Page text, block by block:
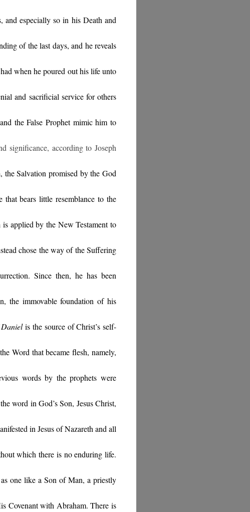
and especially so in his Death and
of the last days, and he reveals
when he poured out his life unto
and sacrificial service for others
the False Prophet mimic him to
significance, according to Joseph
the Salvation promised by the God
bears little resemblance to the
applied by the New Testament to
chose the way of the Suffering
Since then, he has been
the immovable foundation of his
is the source of Christ’s self-
Word that became flesh, namely,
words by the prophets were
word in God’s Son, Jesus Christ,
in Jesus of Nazareth and all
which there is no enduring life.
one like a Son of Man, a priestly
Covenant with Abraham. There is